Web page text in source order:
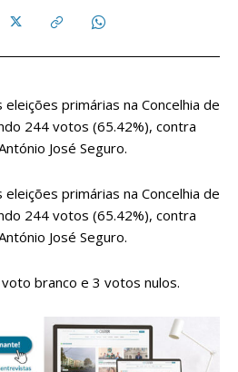
primárias na Concelhia de
244 votos (65.42%), contra
José Seguro.
primárias na Concelhia de
244 votos (65.42%), contra
José Seguro.
branco e 3 votos nulos.